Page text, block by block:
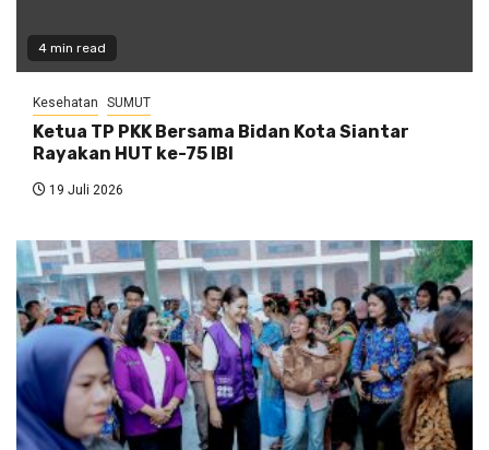
4 min read
Kesehatan SUMUT
Ketua TP PKK Bersama Bidan Kota Siantar
Rayakan HUT ke-75 IBI
19 Juli 2026